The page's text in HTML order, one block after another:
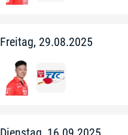
Freitag, 29.08.2025